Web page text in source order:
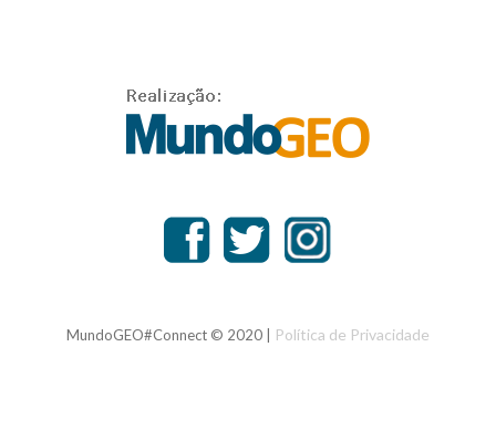
MundoGEO#Connect © 2020 | Política de Privacidade